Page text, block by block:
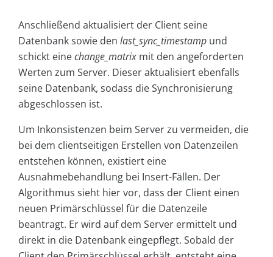
Anschließend aktualisiert der Client seine
Datenbank sowie den last_sync_timestamp und
schickt einechange_matrix mit den angeforderten
Werten zum Server. Dieser aktualisiert ebenfalls
seine Datenbank, sodass die Synchronisierung
abgeschlossen ist.
Um Inkonsistenzen beim Server zu vermeiden, die
bei dem clientseitigen Erstellen von Datenzeilen
entstehen können, existiert eine
Ausnahmebehandlung bei Insert-Fällen. Der
Algorithmus sieht hier vor, dass der Client einen
neuen Primärschlüssel für die Datenzeile
beantragt. Er wird auf dem Server ermittelt und
direkt in die Datenbank eingepflegt. Sobald der